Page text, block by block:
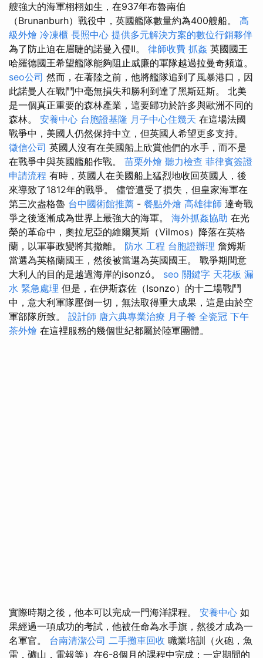
艘強大的海軍栩栩如生，在937年布魯南伯
（Brunanburh）戰役中，英國艦隊數量約為400艘船。 高
級外燴 冷凍櫃 長照中心 提供多元解決方案的數位行銷夥伴
為了防止迫在眉睫的諾曼入侵II。 律師收費 抓姦 英國國王
哈羅德國王希望艦隊能夠阻止威廉的軍隊越過拉曼奇頻道。
seo公司 然而，在著陸之前，他將艦隊追到了風暴港口，因
此諾曼人在戰鬥中毫無損失和勝利到達了黑斯廷斯。 北美
是一個真正重要的森林產業，這要歸功於許多與歐洲不同的
森林。 安養中心 台胞證基隆 月子中心住幾天 在這場法國
戰爭中，美國人仍然保持中立，但英國人希望更多支持。
徵信公司 英國人沒有在美國船上欣賞他們的水手，而不是
在戰爭中與英國艦船作戰。 苗栗外燴 聽力檢查 菲律賓簽證
申請流程 有時，英國人在美國船上猛烈地收回英國人，後
來導致了1812年的戰爭。 儘管遭受了損失，但皇家海軍在
第三次盎格魯 台中國術館推薦 - 餐點外燴 高雄律師 達奇戰
爭之後逐漸成為世界上最強大的海軍。 海外抓姦協助 在光
榮的革命中，奧拉尼亞的維爾莫斯（Vilmos）降落在英格
蘭，以軍事政變將其撤離。 防水 工程 台胞證辦理 詹姆斯
當選為英格蘭國王，然後被當選為英國國王。 戰爭期間意
大利人的目的是越過海岸的isonzó。 seo 關鍵字 天花板 漏
水 緊急處理 但是，在伊斯森佐（Isonzo）的十二場戰鬥
中，意大利軍隊壓倒一切，無法取得重大成果，這是由於空
軍部隊所致。 設計師 唐六典專業治療 月子餐 全瓷冠 下午
茶外燴 在這裡服務的幾個世紀都屬於陸軍團體。
實際時期之後，他本可以完成一門海洋課程。 安養中心 如
果經過一項成功的考試，他被任命為水手旗，然後才成為一
名軍官。 台南清潔公司 二手攤車回收 職業培訓（火砲，魚
雷，礦山，電報等）在6-8個月的課程中完成；一定期間的